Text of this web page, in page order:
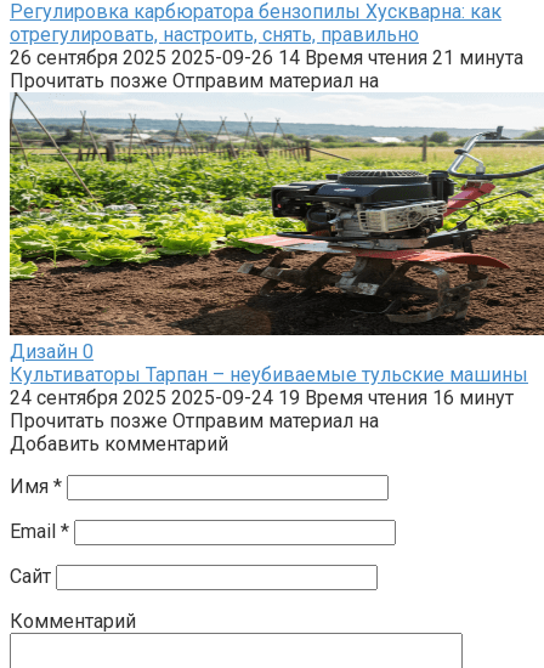
Регулировка карбюратора бензопилы Хускварна: как
отрегулировать, настроить, снять, правильно
26 сентября 2025 2025-09-26 14 Время чтения 21 минута
Прочитать позже Отправим материал на
Дизайн 0
Культиваторы Тарпан – неубиваемые тульские машины
24 сентября 2025 2025-09-24 19 Время чтения 16 минут
Прочитать позже Отправим материал на
Добавить комментарий
Имя *
Email *
Сайт
Комментарий